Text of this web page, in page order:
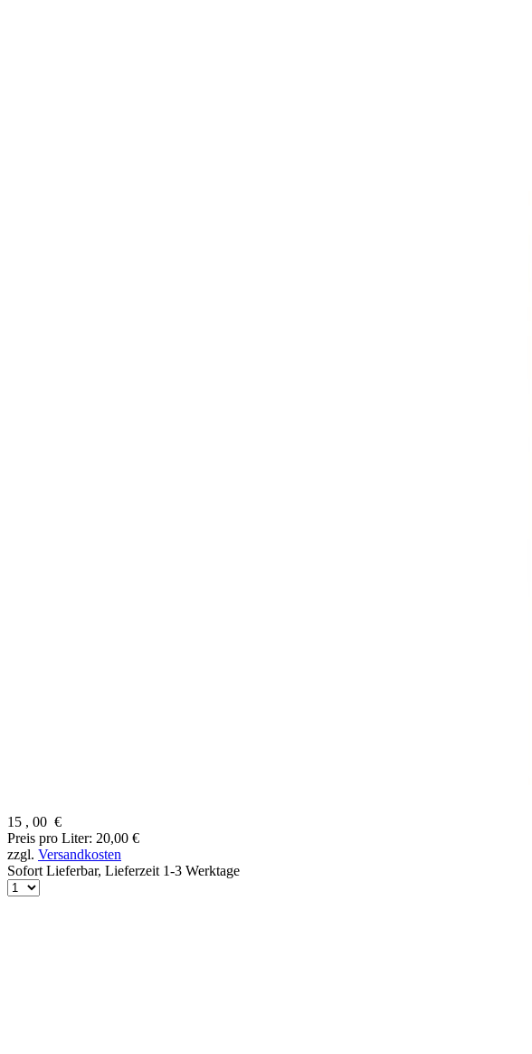
15 , 00 €
Preis pro Liter: 20,00 €
zzgl. Versandkosten
Sofort Lieferbar, Lieferzeit 1-3 Werktage